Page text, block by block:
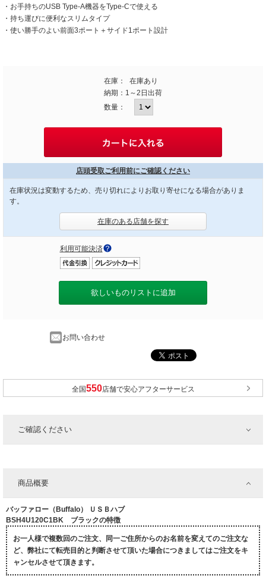
・お手持ちのUSB Type-A機器をType-Cで使える
・持ち運びに便利なスリムタイプ
・使い勝手のよい前面3ポート＋サイド1ポート設計
在庫：
在庫あり
納期： 1～2日出荷
数量：
店頭受取ご利用前にご確認ください
在庫状況は変動するため、売り切れによりお取り寄せになる場合がありま
す。
在庫のある店舗を探す
利用可能決済
欲しいものリストに追加
お問い合わせ
全国 店舗で安心アフターサービス
ご確認ください
商品概要
バッファロー（Buffalo） ＵＳＢハブ
BSH4U120C1BK ブラックの特徴
お一人様で複数回のご注文、同一ご住所からのお名前を変えてのご注文な
ど、弊社にて転売目的と判断させて頂いた場合につきましてはご注文をキ
ャンセルさせて頂きます。